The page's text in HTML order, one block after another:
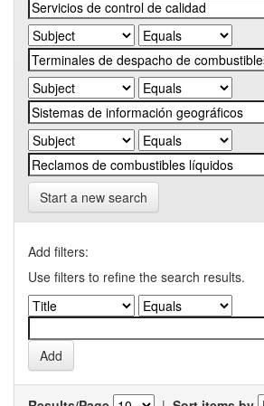
Start a new search
Add filters:
Use filters to refine the search results.